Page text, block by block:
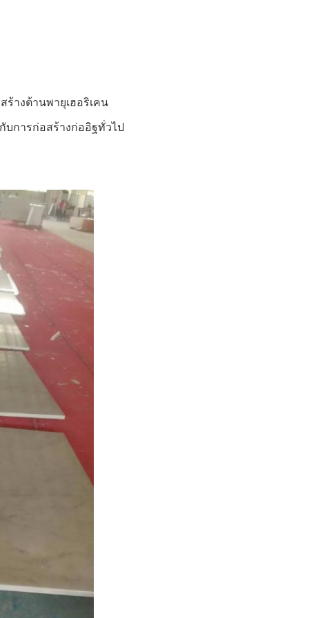
างต้านพายุเฮอริเคน
การก่อสร้างก่ออิฐทั่วไป